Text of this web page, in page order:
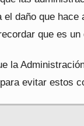
el daño que hace
que es
la
evitar estos